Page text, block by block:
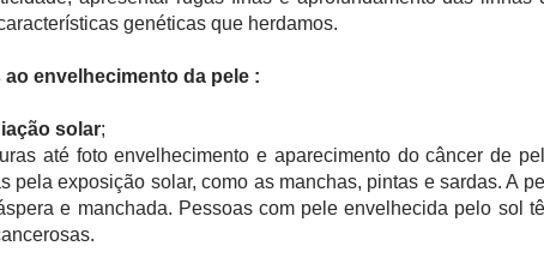
genéticas que herdamos.
envelhecimento da pele :
solar;
até foto envelhecimento e aparecimento do câncer de
exposição solar, como as manchas, pintas e sardas. A
e manchada. Pessoas com pele envelhecida pelo sol